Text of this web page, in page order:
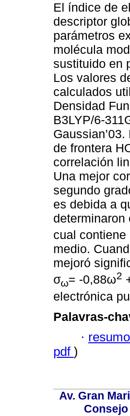
El índice de
descriptor
parámetros
molécula
sustituido en
Los valores
calculados
Densidad
B3LYP/6-
de frontera
correlación
Una mejor
segundo
es debida a
determinaron
cual
medio.
mejoró
σω= -0,88ω2
electrónica
Palavras-
·
pdf )
Av. Gran